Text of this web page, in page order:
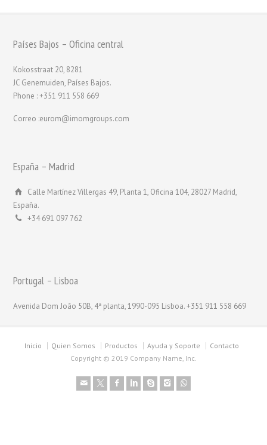
Países Bajos – Oficina central
Kokosstraat 20, 8281
JC Genemuiden, Países Bajos.
Phone : +351 911 558 669
Correo :eurom@imomgroups.com
España – Madrid
Calle Martínez Villergas 49, Planta 1, Oficina 104, 28027 Madrid,
España.
+34 691 097 762
Portugal – Lisboa
Avenida Dom João 50B, 4ª planta, 1990-095 Lisboa. +351 911 558 669
Inicio Quien Somos Productos Ayuda y Soporte
Contacto
Copyright © 2019 Company Name, Inc.